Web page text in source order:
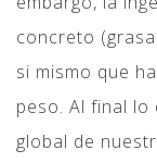
concreto
si mismo que
peso. Al final lo
global de